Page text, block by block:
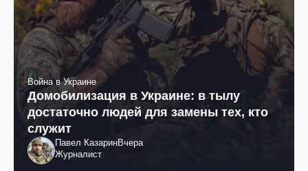
Война в Украине
Домобилизация в Украине: в тылу
достаточно людей для замены тех, кто
служит
Павел КазаринВчера
Журналист